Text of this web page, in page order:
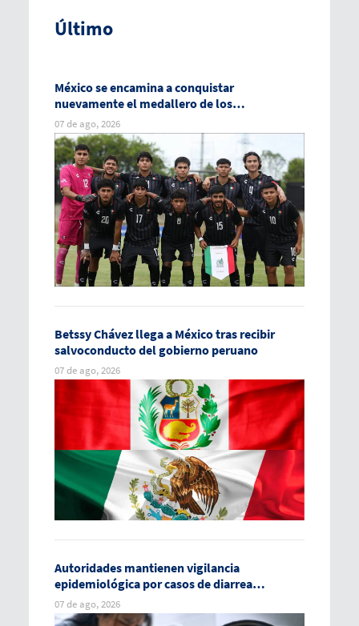
Último
México se encamina a conquistar
nuevamente el medallero de los
Centroamericanos
07 de ago, 2026
Betssy Chávez llega a México tras recibir
salvoconducto del gobierno peruano
07 de ago, 2026
Autoridades mantienen vigilancia
epidemiológica por casos de diarrea
explosiva en México
07 de ago, 2026